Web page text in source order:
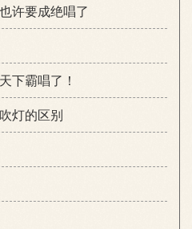
许要成绝唱了
下霸唱了！
灯的区别